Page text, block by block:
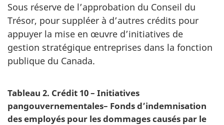
Sous réserve de l’approbation du Conseil du
Trésor, pour suppléer à d’autres crédits pour
appuyer la mise en œuvre d’initiatives de
gestion stratégique entreprises dans la fonction
publique du Canada.
Tableau 2. Crédit 10 – Initiatives
pangouvernementales– Fonds d’indemnisation
des employés pour les dommages causés par le